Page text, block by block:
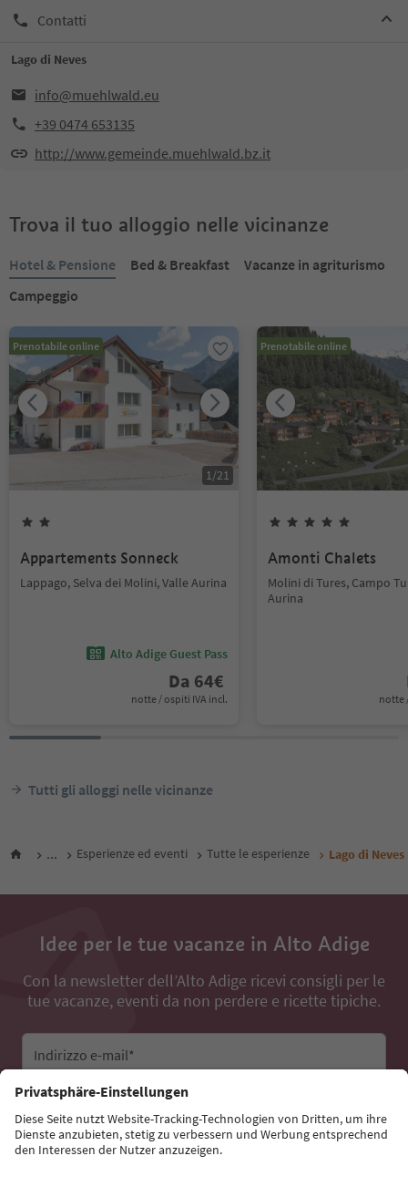
Contatti
Lago di Neves
info@muehlwald.eu
+39 0474 653135
http://www.gemeinde.muehlwald.bz.it
Trova il tuo alloggio nelle vicinanze
Hotel & Pensione Bed & Breakfast
Vacanze in agriturismo
Campeggio
Prenotabile online
1/21
Appartements Sonneck
Lappago, Selva dei Molini, Valle Aurina
Alto Adige Guest Pass
Da 64€
notte / ospiti IVA incl.
Prenotabile online
Amonti Chalets
Molini di Tures, Campo
Aurina
notte
Tutti gli alloggi nelle vicinanze
... Esperienze ed eventi Tutte le esperienze Lago di Neves
Idee per le tue vacanze in Alto Adige
Con la newsletter dell’Alto Adige ricevi consigli per le
tue vacanze, eventi da non perdere e ricette tipiche.
Indirizzo e-mail*
Iscriviti alla newsletter